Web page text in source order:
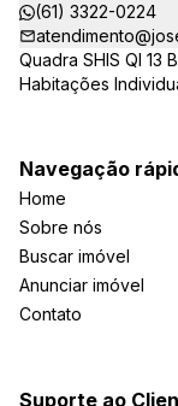
(61) 3322-0224
Quadra SHIS QI 13
Habitações
Navegação
Home
Sobre nós
Buscar imóvel
Anunciar imóvel
Contato
Suporte ao